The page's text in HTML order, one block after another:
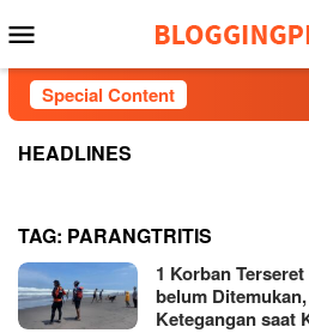
to
contentMenu
Special Content
HEADLINES
TAG: PARANGTRITIS
1 Korban
belum
Ketegangan saat